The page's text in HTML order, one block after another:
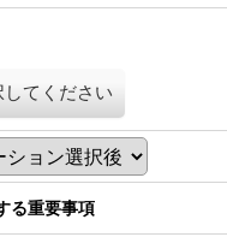
してください
る重要事項